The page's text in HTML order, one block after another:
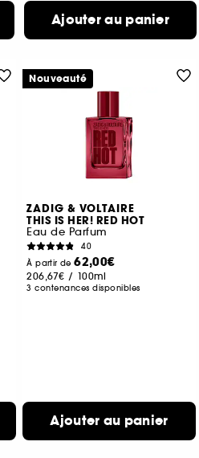
Ajouter au panier
ZADIG & VOLTAIRE
THIS IS HER! RED HOT
Eau de Parfum
40
À partir de62,00€
206,67€ / 100ml
3 contenances disponibles
Ajouter au panier
Nouveauté